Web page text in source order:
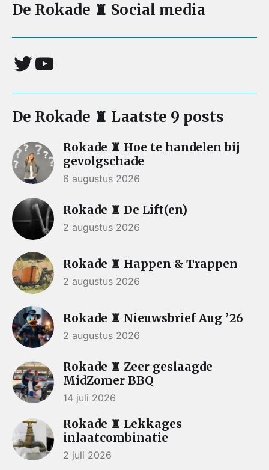
De Rokade ♜ Social media
De Rokade ♜ Laatste 9 posts
Rokade ♜ Hoe te handelen bij
gevolgschade
6 augustus 2026
Rokade ♜ De Lift(en)
2 augustus 2026
Rokade ♜ Happen & Trappen
2 augustus 2026
Rokade ♜ Nieuwsbrief Aug ’26
2 augustus 2026
Rokade ♜ Zeer geslaagde
MidZomer BBQ
14 juli 2026
Rokade ♜ Lekkages
inlaatcombinatie
2 juli 2026